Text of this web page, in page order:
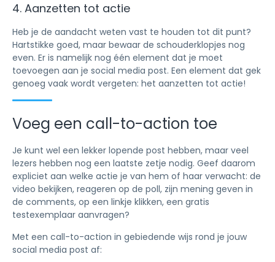
4. Aanzetten tot actie
Heb je de aandacht weten vast te houden tot dit punt?
Hartstikke goed, maar bewaar de schouderklopjes nog
even. Er is namelijk nog één element dat je moet
toevoegen aan je social media post. Een element dat gek
genoeg vaak wordt vergeten: het aanzetten tot actie!
Voeg een call-to-action toe
Je kunt wel een lekker lopende post hebben, maar veel
lezers hebben nog een laatste zetje nodig. Geef daarom
expliciet aan welke actie je van hem of haar verwacht: de
video bekijken, reageren op de poll, zijn mening geven in
de comments, op een linkje klikken, een gratis
testexemplaar aanvragen?
Met een call-to-action in gebiedende wijs rond je jouw
social media post af: